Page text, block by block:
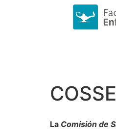
La Comisión de